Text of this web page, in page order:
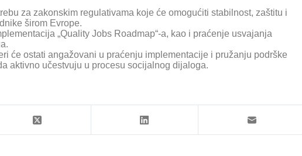
za zakonskim regulativama koje će omogućiti stabilnost, zaštitu i
širom Evrope.
„Quality Jobs Roadmap“-a, kao i praćenje usvajanja
će ostati angažovani u praćenju implementacije i pružanju podrške
aktivno učestvuju u procesu socijalnog dijaloga.